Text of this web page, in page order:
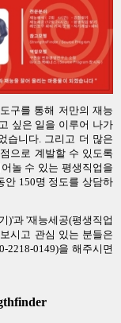
구를 통해 저만의 재능
싶은 일을 이루어 나가
습니다. 그리고 더 많은
으로 계발할 수 있도록
놀 수 있는 평생직업을
안 150명 정도를 상담하
)'과 '재능세공(평생직업
시고 관심 있는 분들은
2218-0149)을 해 주시면